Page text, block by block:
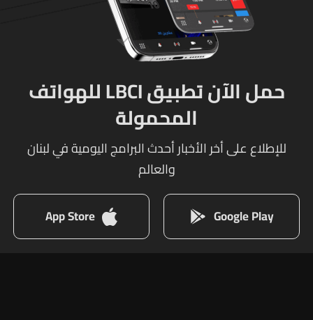
حمل الآن تطبيق LBCI للهواتف
المحمولة
للإطلاع على أخر الأخبار أحدث البرامج اليومية في لبنان
والعالم
Google Play
App Store